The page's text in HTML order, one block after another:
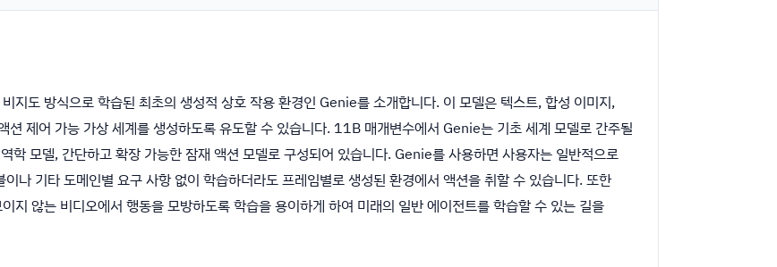
지도 방식으로 학습된 최초의 생성적 상호 작용 환경인 Genie를 소개합니다. 이 모델은 텍스트, 합성 이미지,
션 제어 가능 가상 세계를 생성하도록 유도할 수 있습니다. 11B 매개변수에서 Genie는 기초 세계 모델로 간주될
학 모델, 간단하고 확장 가능한 잠재 액션 모델로 구성되어 있습니다. Genie를 사용하면 사용자는 일반적으로
나 기타 도메인별 요구 사항 없이 학습하더라도 프레임별로 생성된 환경에서 액션을 취할 수 있습니다. 또한
지 않는 비디오에서 행동을 모방하도록 학습을 용이하게 하여 미래의 일반 에이전트를 학습할 수 있는 길을